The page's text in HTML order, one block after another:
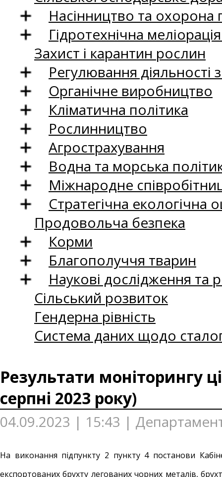
Насінництво та
Гідротехнічна
Захист і карантин рослин
Регулювання
Органічне виробництво
Кліматична політика
Рослинництво
Агрострахування
Водна та морська
Міжнародне
Стратегічна екологічна
Продовольча безпека
Корми
Благополуччя тварин
Наукові дослідження та
Сільський розвиток
Гендерна рівність
Система даних щодо
Результати моніторингу
серпні 2023 року)
04.09.2023 | 15:43 |
На виконання підпункту 2 пункту 4 постанови
експортованих брухту легованих чорних металів,